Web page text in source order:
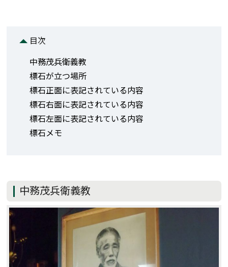
目次
中務茂兵衛義教
標石が立つ場所
標石正面に表記されている内容
標石右面に表記されている内容
標石左面に表記されている内容
標石メモ
中務茂兵衛義教